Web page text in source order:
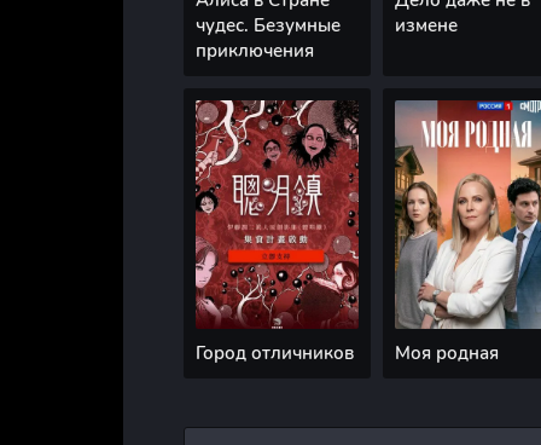
чудес. Безумные
приключения
измене
Город отличников Моя родная